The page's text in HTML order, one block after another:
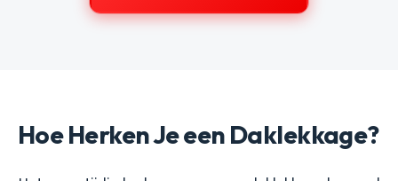
Hoe Herken Je een Daklekkage?